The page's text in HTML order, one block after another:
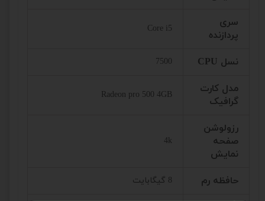
سری
پردازنده
Core i5
نسل CPU 7500
مدل کارت
گرافیک
Radeon pro 500 4GB
رزولوشن
صفحه
نمایش
4k
حافظه رم 8 گیگابایت